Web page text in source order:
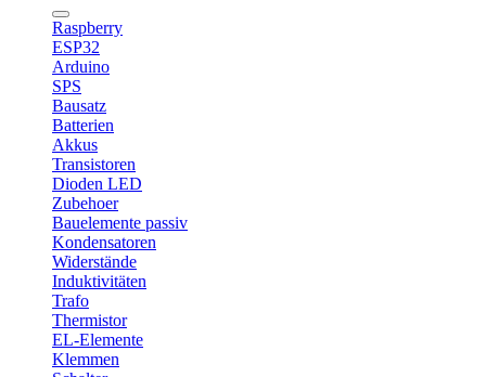
Raspberry
ESP32
Arduino
SPS
Bausatz
Batterien
Akkus
Transistoren
Dioden LED
Zubehoer
Bauelemente passiv
Kondensatoren
Widerstände
Induktivitäten
Trafo
Thermistor
EL-Elemente
Klemmen